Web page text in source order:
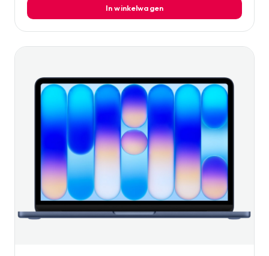
In winkelwagen